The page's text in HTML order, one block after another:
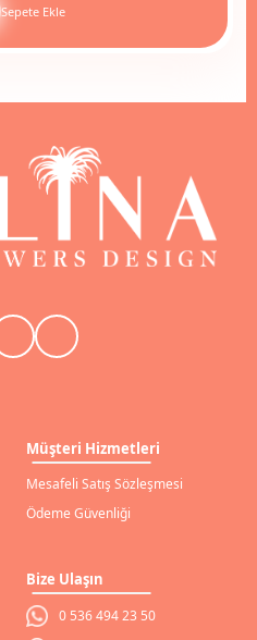
Sepete Ekle
Müşteri Hizmetleri
Mesafeli Satış Sözleşmesi
Ödeme Güvenliği
Bize Ulaşın
0 536 494 23 50